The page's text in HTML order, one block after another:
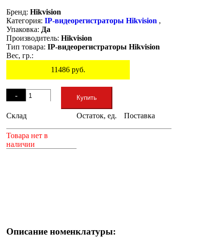
Бренд: Hikvision
Категория: IP-видеорегистраторы Hikvision ,
Упаковка: Да
Производитель: Hikvision
Тип товара: IP-видеорегистраторы Hikvision
Вес, гр.:
11486 руб.
-
+
Купить
Склад Остаток, ед. Поставка
Товара нет в
наличии
Описание номенклатуры: